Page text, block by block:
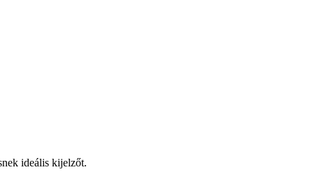
ideális kijelzőt.